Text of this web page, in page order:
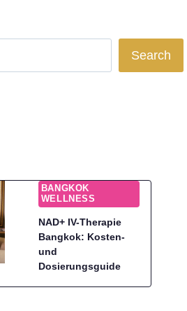
Search
BANGKOK
WELLNESS
NAD+ IV-Therapie
Bangkok: Kosten-
und
Dosierungsguide